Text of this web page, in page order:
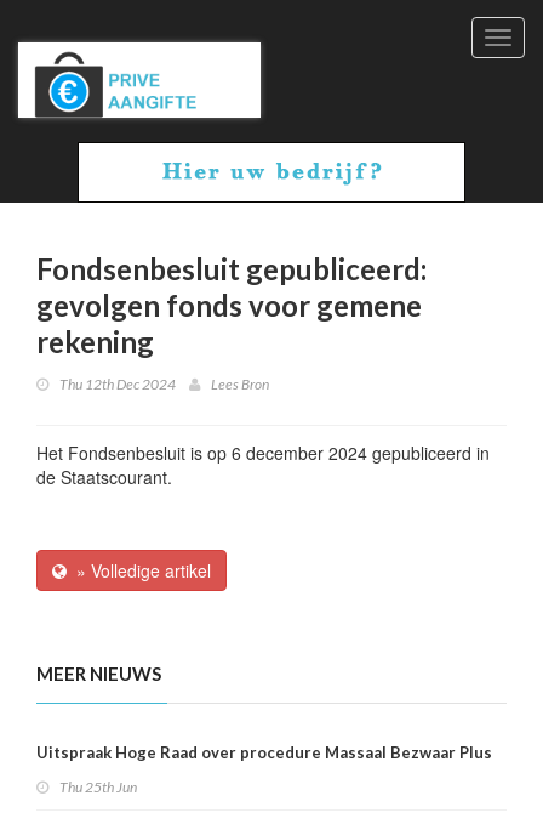
Fondsenbesluit gepubliceerd:
gevolgen fonds voor gemene
rekening
Thu 12th Dec 2024 Lees Bron
Het Fondsenbesluit is op 6 december 2024 gepubliceerd in
de Staatscourant.
» Volledige artikel
MEER NIEUWS
Uitspraak Hoge Raad over procedure Massaal Bezwaar Plus
Thu 25th Jun